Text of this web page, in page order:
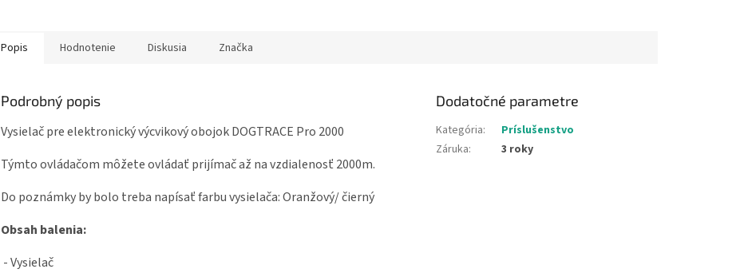
Popis Hodnotenie Diskusia Značka
Podrobný popis
Vysielač pre elektronický výcvikový obojok DOGTRACE Pro 2000
Týmto ovládačom môžete ovládať prijímač až na vzdialenosť 2000m.
Do poznámky by bolo treba napísať farbu vysielača: Oranžový/ čierný
Obsah balenia:
- Vysielač
Dodatočné parametre
Kategória:
Príslušenstvo
Záruka: 3 roky